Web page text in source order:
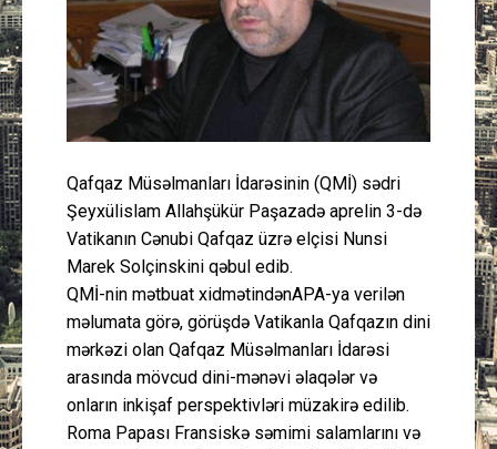
İdman
Layihə
Gündəm
Cəmiyyət
Əlaqə
Qafqaz Müsəlmanları İdarəsinin (QMİ) sədri
Şeyxülislam Allahşükür Paşazadə aprelin 3-də
Vatikanın Cənubi Qafqaz üzrə elçisi Nunsi
Marek Solçinskini qəbul edib.
QMİ-nin mətbuat xidmətindənAPA-ya verilən
məlumata görə, görüşdə Vatikanla Qafqazın dini
mərkəzi olan Qafqaz Müsəlmanları İdarəsi
arasında mövcud dini-mənəvi əlaqələr və
onların inkişaf perspektivləri müzakirə edilib.
Roma Papası Fransiskə səmimi salamlarını və